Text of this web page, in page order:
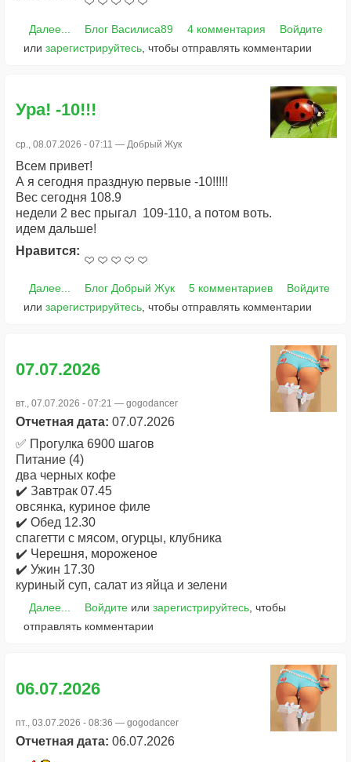
Далее... Блог Василиса89 4 комментария
Войдите
или зарегистрируйтесь , чтобы отправлять комментарии
Ура! -10!!!
ср., 08.07.2026 - 07:11 — Добрый Жук
Всем привет!
А я сегодня праздную первые -10!!!!!
Вес сегодня 108.9
недели 2 вес прыгал 109-110, а потом воть.
идем дальше!
Нравится:
Далее... Блог Добрый Жук 5 комментариев
Войдите
или зарегистрируйтесь , чтобы отправлять комментарии
07.07.2026
вт., 07.07.2026 - 07:21 — gogodancer
Отчетная дата: 07.07.2026
✅ Прогулка 6900 шагов
Питание (4)
два черных кофе
✔️ Завтрак 07.45
овсянка, куриное филе
✔️ Обед 12.30
спагетти с мясом, огурцы, клубника
✔️ Черешня, мороженое
✔️ Ужин 17.30
куриный суп, салат из яйца и зелени
Далее... Войдитеили зарегистрируйтесь, чтобы
отправлять комментарии
06.07.2026
пт., 03.07.2026 - 08:36 — gogodancer
Отчетная дата: 06.07.2026